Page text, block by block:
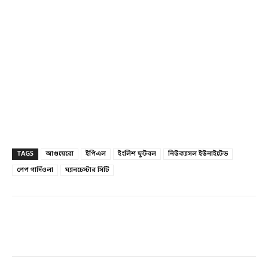
TAGS আগুয়েরো ইপিএল ইংলিশ ফুটবল
নিউক্যাসল ইউনাইটেড
পেপ গার্দিওলা
ম্যানচেস্টার সিটি